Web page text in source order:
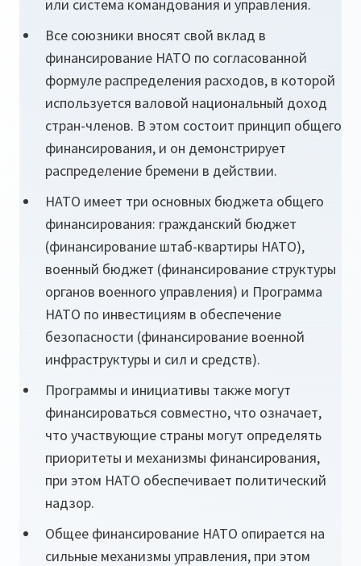
или система командования и управления.
Все союзники вносят свой вклад в
финансирование НАТО по согласованной
формуле распределения расходов, в которой
используется валовой национальный доход
стран-членов. В этом состоит принцип общего
финансирования, и он демонстрирует
распределение бремени в действии.
НАТО имеет три основных бюджета общего
финансирования: гражданский бюджет
(финансирование штаб-квартиры НАТО),
военный бюджет (финансирование структуры
органов военного управления) и Программа
НАТО по инвестициям в обеспечение
безопасности (финансирование военной
инфраструктуры и сил и средств).
Программы и инициативы также могут
финансироваться совместно, что означает,
что участвующие страны могут определять
приоритеты и механизмы финансирования,
при этом НАТО обеспечивает политический
надзор.
Общее финансирование НАТО опирается на
сильные механизмы управления, при этом